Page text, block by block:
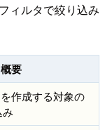
ィルタで絞り込み
概要
作成する対象の